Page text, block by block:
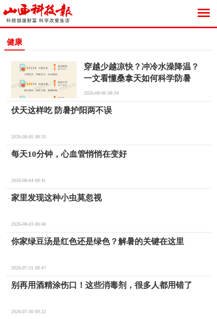
健康
穿越少越凉快？冲冷水澡降温？
一文看懂桑拿天如何科学防暑
2026-08-06 08:34
伏天这样吃 防暑护阳两不误
2026-08-05 08:35
每天10分钟，心血管悄悄在变好
2026-08-04 08:41
家里发现这种小虫莫忽视
2026-08-03 08:40
你家绿豆汤是红色还是绿色？解暑的关键在这里
2026-07-31 08:47
别再用酒精涂伤口！这些消毒剂，很多人都用错了
2026-07-30 09:22